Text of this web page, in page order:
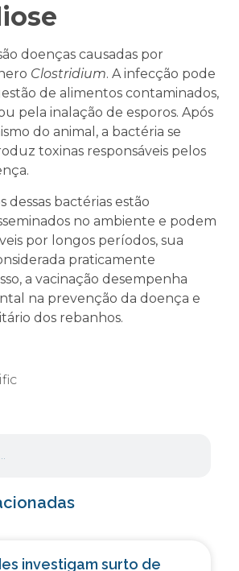
doenças causadas por
Clostridium. A infecção pode
de alimentos contaminados,
pela inalação de esporos. Após
do animal, a bactéria se
toxinas responsáveis pelos
dessas bactérias estão
no ambiente e podem
por longos períodos, sua
praticamente
a vacinação desempenha
na prevenção da doença e
dos rebanhos.
investigam surto de